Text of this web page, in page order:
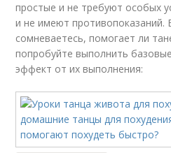
простые и не требуют особых
и не имеют противопоказаний.
сомневаетесь, помогает ли
попробуйте выполнить
эффект от их выполнения: